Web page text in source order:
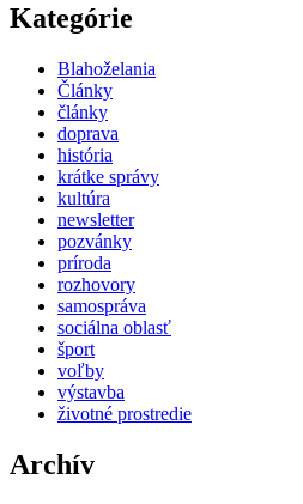
Kategórie
Blahoželania
Články
články
doprava
história
krátke správy
kultúra
newsletter
pozvánky
príroda
rozhovory
samospráva
sociálna oblasť
šport
voľby
výstavba
životné prostredie
Archív